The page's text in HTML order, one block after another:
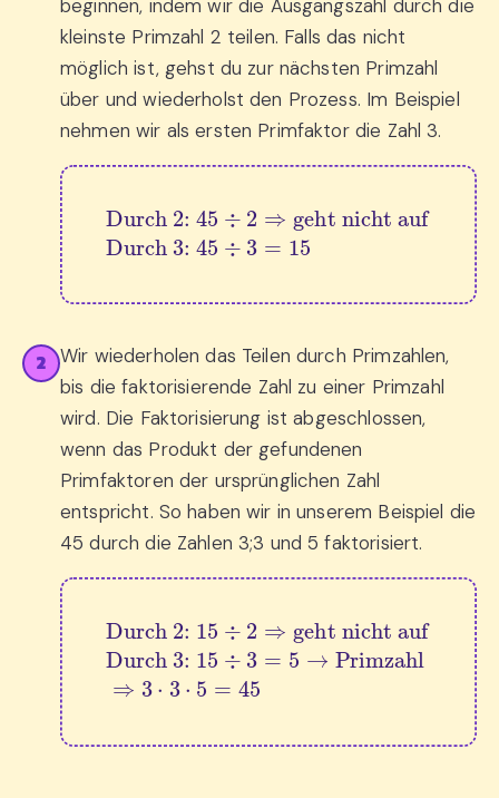
beginnen, indem wir die Ausgangszahl durch die
kleinste Primzahl 2 teilen. Falls das nicht
möglich ist, gehst du zur nächsten Primzahl
über und wiederholst den Prozess. Im Beispiel
nehmen wir als ersten Primfaktor die Zahl 3.
Durch 2: 45÷ 2⇒geht nicht auf
Durch 3: 45 3 =15
2
Wir wiederholen das Teilen durch Primzahlen,
bis die faktorisierende Zahl zu einer Primzahl
wird. Die Faktorisierung ist abgeschlossen,
wenn das Produkt der gefundenen
Primfaktoren der ursprünglichen Zahl
entspricht. So haben wir in unserem Beispiel die
45 durch die Zahlen 3;3 und 5 faktorisiert.
Durch 2: 15÷ 2⇒geht nicht auf
Durch 3: 15÷3=5→ Primzahl⇒ 3⋅3⋅5=45